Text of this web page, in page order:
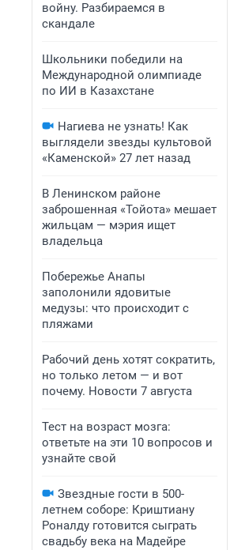
войну. Разбираемся в
скандале
Школьники победили на
Международной олимпиаде
по ИИ в Казахстане
Нагиева не узнать! Как
выглядели звезды культовой
«Каменской» 27 лет назад
В Ленинском районе
заброшенная «Тойота» мешает
жильцам — мэрия ищет
владельца
Побережье Анапы
заполонили ядовитые
медузы: что происходит с
пляжами
Рабочий день хотят сократить,
но только летом — и вот
почему. Новости 7 августа
Тест на возраст мозга:
ответьте на эти 10 вопросов и
узнайте свой
Звездные гости в 500-
летнем соборе: Криштиану
Роналду готовится сыграть
свадьбу века на Мадейре